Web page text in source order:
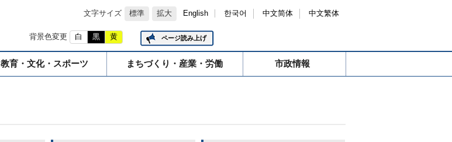
文字サイズ 標準 拡大 English 한국어 中文简体 中文繁体
背景色変更 白 黒 黄 ページ読み上げ
教育・文化・スポーツ まちづくり・産業・労働 市政情報